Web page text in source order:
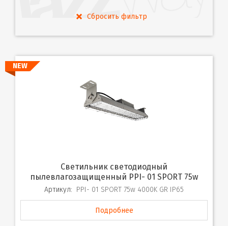
NEW
Светильник светодиодный
пылевлагозащищенный PPI- 01 SPORT 75w
Артикул: PPI- 01 SPORT 75w 4000K GR IP65
Подробнее